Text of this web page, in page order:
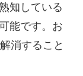
知している
能です。お
消すること